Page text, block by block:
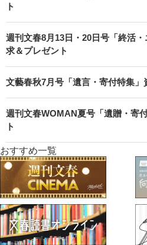
ト
週刊文春8月13日・20日号「終活
求＆プレゼント
文藝春秋7月号「遺言・寄付特集」
週刊文春WOMAN夏号「遺贈・寄
ト
おすすめ一覧